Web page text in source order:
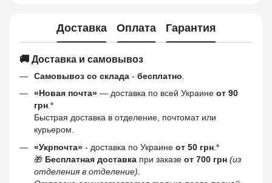
Доставка Оплата Гарантия
🚚 Доставка и самовывоз
Самовывоз со склада - бесплатно
«Новая почта» — доставка по всей Украине от 90
грн.*
Быстрая доставка в отделение, почтомат или
курьером.
«Укрпочта» - доставка по Украине от 50 грн .*
🎁 Бесплатная доставка при заказе от 700 грн (из
отделения в отделение).